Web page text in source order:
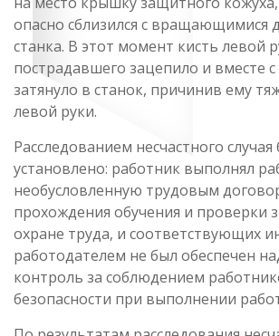
опасно сблизился с вращающимися
станка. В этот момент кисть левой
пострадавшего зацепило и вместе
затянуло в станок, причинив ему
левой руки.
Расследованием несчастного случая
установлено: работник выполнял
необусловленную трудовым
прохождения обучения и проверки
охране труда, и соответствующих
работодателем не был обеспечен
контроль за соблюдением
безопасности при выполнении